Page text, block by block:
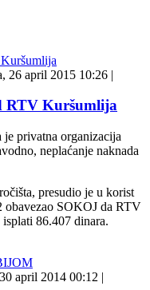
26 april 2015 10:26 |
RTV Kuršumlija
privatna organizacija
neplaćanje naknada
presudio je u korist
obavezao SOKOJ da RTV
86.407 dinara.
april 2014 00:12 |